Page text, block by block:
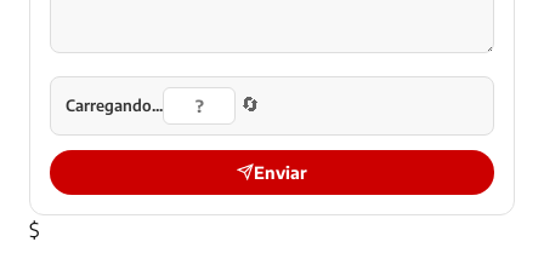
Carregando... 🔄
Enviar
$